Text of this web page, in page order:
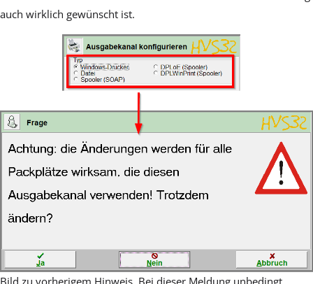
auch wirklich gewünscht ist.